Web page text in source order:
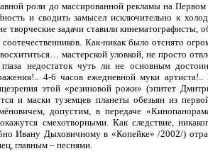
роли до массированной рекламы на
и сводить замысел исключительно к
творческие задачи ставили
Как-никак было отснято
мастерской уловкой, не просто
недостаток чуть ли не основным
4-6 часов ежедневной муки
этой «резиновой рожи» (эпитет
и маски туземцев планеты обезьян из
допустим, в передаче
смехотворными. Как следствие,
Ивану Дыховичному в «Копейке» /2002/)
главным – песнями.